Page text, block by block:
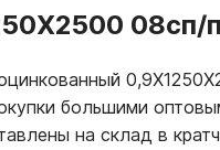
08сп/
большими
на склад в